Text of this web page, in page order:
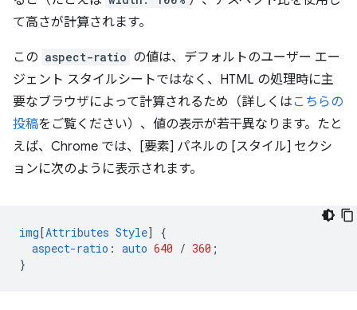
て高さが計算されます。
この aspect-ratio の値は、デフォルトのユーザー エー
ジェント スタイルシートではなく、HTML の処理時に主
要なブラウザによって計算されるため（詳しくはこちらの
投稿をご覧ください）、値の表示が若干異なります。たと
えば、Chrome では、[要素] パネルの [スタイル] セクシ
ョンに次のように表示されます。
img [Attributes Style]
{
aspect-ratio : auto 640 / 360 ;
}